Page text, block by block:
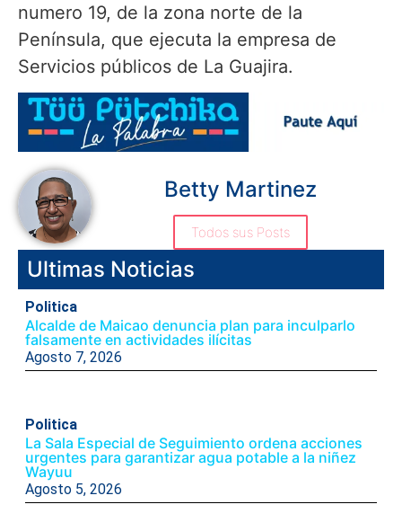
numero 19, de la zona norte de la
Península, que ejecuta la empresa de
Servicios públicos de La Guajira.
Betty Martinez
Todos sus Posts
Ultimas Noticias
Politica
Alcalde de Maicao denuncia plan para inculparlo
falsamente en actividades ilícitas
Agosto 7, 2026
Politica
La Sala Especial de Seguimiento ordena acciones
urgentes para garantizar agua potable a la niñez
Wayuu
Agosto 5, 2026